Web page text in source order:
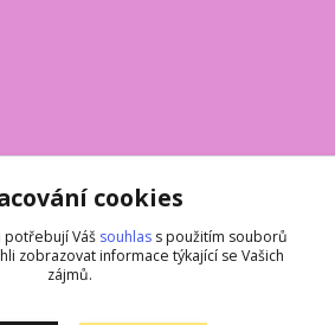
cookies
potřebují Váš souhlas s použitím souborů
zobrazovat informace týkající se Vašich
zájmů.